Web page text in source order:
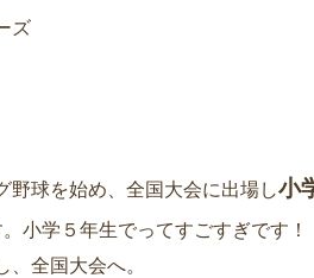
ズ
野球を始め、全国大会に出場し小
小学５年生でってすごすぎです！
全国大会へ。